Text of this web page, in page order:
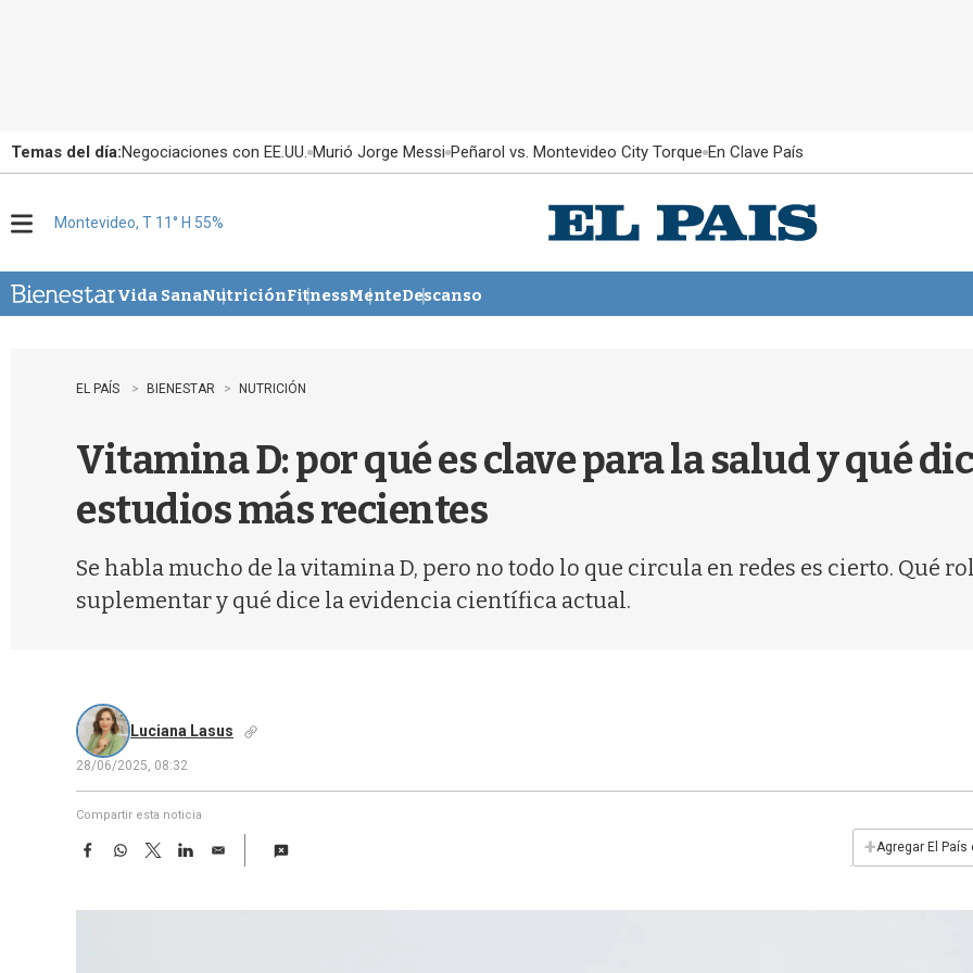
Temas del día:Negociaciones con EE.UU. Murió Jorge Messi Peñarol vs. Montevideo City Torque En Clave País
u
Montevideo, T 11° H 55%
Vida SanaNutriciónFitnessMenteDescanso
EL PAÍS BIENESTAR NUTRICIÓN
Vitamina D: por qué es clave para la salud y qué
estudios más recientes
Se habla mucho de la vitamina D, pero no todo lo que circula en redes es cierto. Qué
suplementar y qué dice la evidencia científica actual.
Luciana Lasus
28/06/2025, 08:32
Compartir esta noticia
F
e
W
t
T
w
t
L
k
E
i
+Agregar El País